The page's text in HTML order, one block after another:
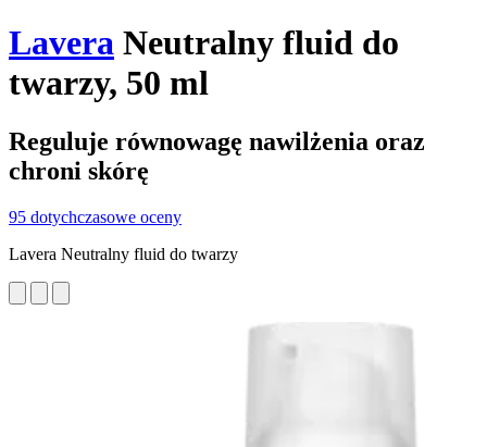
Lavera Neutralny fluid do
twarzy, 50 ml
Reguluje równowagę nawilżenia oraz
chroni skórę
95 dotychczasowe oceny
Lavera Neutralny fluid do twarzy